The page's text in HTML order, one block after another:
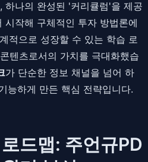
하나의 완성된 '커리큘럼'을 제공
시작해 구체적인 투자 방법론에
적으로 성장할 수 있는 학습 로
텐츠로서의 가치를 극대화했습
가 단순한 정보 채널을 넘어 하
능하게 만든 핵심 전략입니다.
드맵: 주언규PD